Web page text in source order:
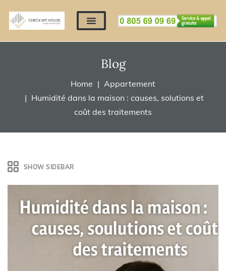
Blog
Home
Appartement
Humidité dans la maison : causes, solutions et
coût des traitements
SHOW SIDEBAR